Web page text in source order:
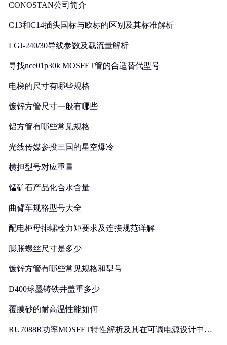
CONOSTAN公司简介
C13和C14插头国标与欧标的区别及其标准解析
LGJ-240/30导线参数及载流量解析
寻找nce01p30k MOSFET管的合适替代型号
电梯的尺寸有哪些规格
镀锌方管尺寸一般有哪些
铝方管有哪些常见规格
光线传媒参投三国的星空爆冷
横担型号对应重量
锰矿石产品化合水含量
曲臂车规格型号大全
配电柜母排螺栓力矩要求及连接规范详解
膨胀螺丝尺寸是多少
镀锌方管有哪些常见规格和型号
D400球墨铸铁井盖重多少
覆膜砂的耐高温性能如何
RU7088R功率MOSFET特性解析及其在可调电源设计中的